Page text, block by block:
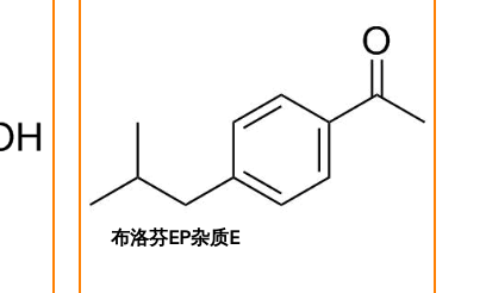
布洛芬EP杂质E